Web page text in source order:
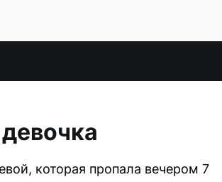
которая пропала вечером 7